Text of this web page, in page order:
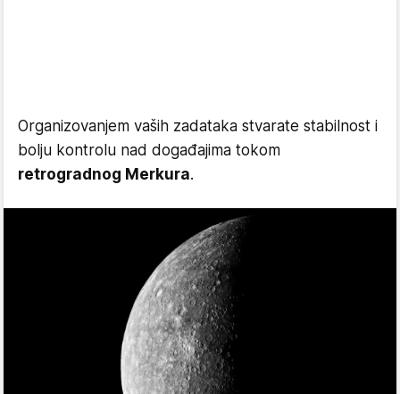
Organizovanjem vaših zadataka stvarate stabilnost i
bolju kontrolu nad događajima tokom
retrogradnog Merkura.